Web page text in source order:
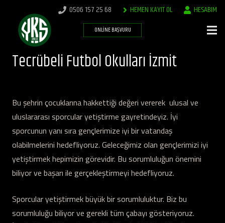
0506 157 25 68 HEMEN KAYIT OL HESABIM
ONLINE BAŞVURU
Tecrübeli Futbol Okulları İzmit
Bu şehrin çocuklarına hakkettiği değeri vererek ulusal ve
uluslararası sporcular yetiştirme gayretindeyiz. İyi
sporcunun yanı sıra gençlerimize iyi bir vatandaş
olabilmelerini hedefliyoruz. Geleceğimiz olan gençlerimizi iyi
yetiştirmek hepimizin görevidir. Bu sorumluluğun önemini
biliyor ve başarı ile gerçekleştirmeyi hedefliyoruz.
Sporcular yetiştirmek büyük bir sorumluluktur. Biz bu
sorumluluğu biliyor ve gerekli tüm çabayı gösteriyoruz.